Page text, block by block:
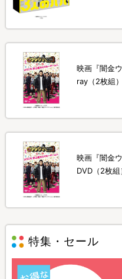
映画『闇金
ray（2枚組）
映画『闇金
DVD（2枚組
特集・セール